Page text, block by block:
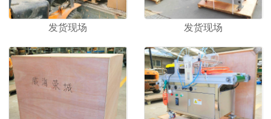
发货现场 发货现场